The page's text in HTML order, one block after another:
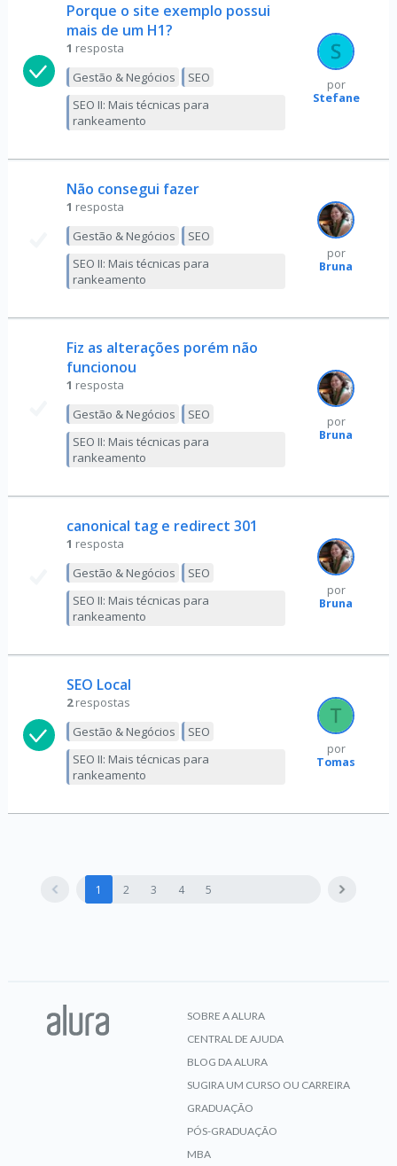
Porque o site exemplo possui
mais de um H1?
1 resposta
Gestão & Negócios
SEO
SEO II: Mais técnicas para
rankeamento
por
Stefane
Não consegui fazer
1 resposta
Gestão & Negócios
SEO
SEO II: Mais técnicas para
rankeamento
por
Bruna
Fiz as alterações porém não
funcionou
1 resposta
Gestão & Negócios
SEO
SEO II: Mais técnicas para
rankeamento
por
Bruna
canonical tag e redirect 301
1 resposta
Gestão & Negócios
SEO
SEO II: Mais técnicas para
rankeamento
por
Bruna
SEO Local
2 respostas
Gestão & Negócios
SEO
SEO II: Mais técnicas para
rankeamento
por
Tomas
1 2 3 4 5
SOBRE A ALURA
CENTRAL DE AJUDA
BLOG DA ALURA
SUGIRA UM CURSO OU CARREIRA
GRADUAÇÃO
PÓS-GRADUAÇÃO
MBA